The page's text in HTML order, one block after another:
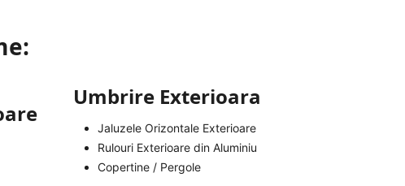
Umbrire Exterioara
Jaluzele Orizontale Exterioare
Rulouri Exterioare din Aluminiu
Copertine / Pergole